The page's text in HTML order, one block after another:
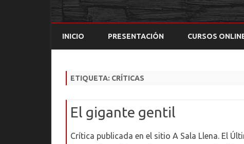
INICIO PRESENTACIÓN CURSOS
ETIQUETA: CRÍTICAS
El gigante gentil
Crítica publicada en el sitio A Sala Llena. El